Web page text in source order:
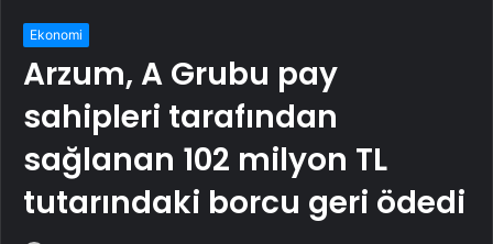
Ekonomi
Arzum, A Grubu pay
sahipleri tarafından
sağlanan 102 milyon TL
tutarındaki borcu geri ödedi